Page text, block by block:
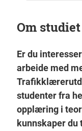
Om studiet
Er du
arbeide med
studenter fra
opplæring i
kunnskaper